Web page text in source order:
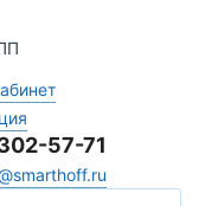
57-71